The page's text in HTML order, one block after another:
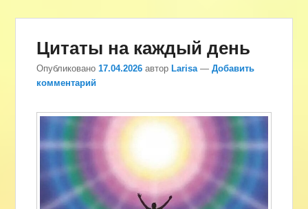
Цитаты на каждый день
Опубликовано17.04.2026 автор Larisa —Добавить
комментарий